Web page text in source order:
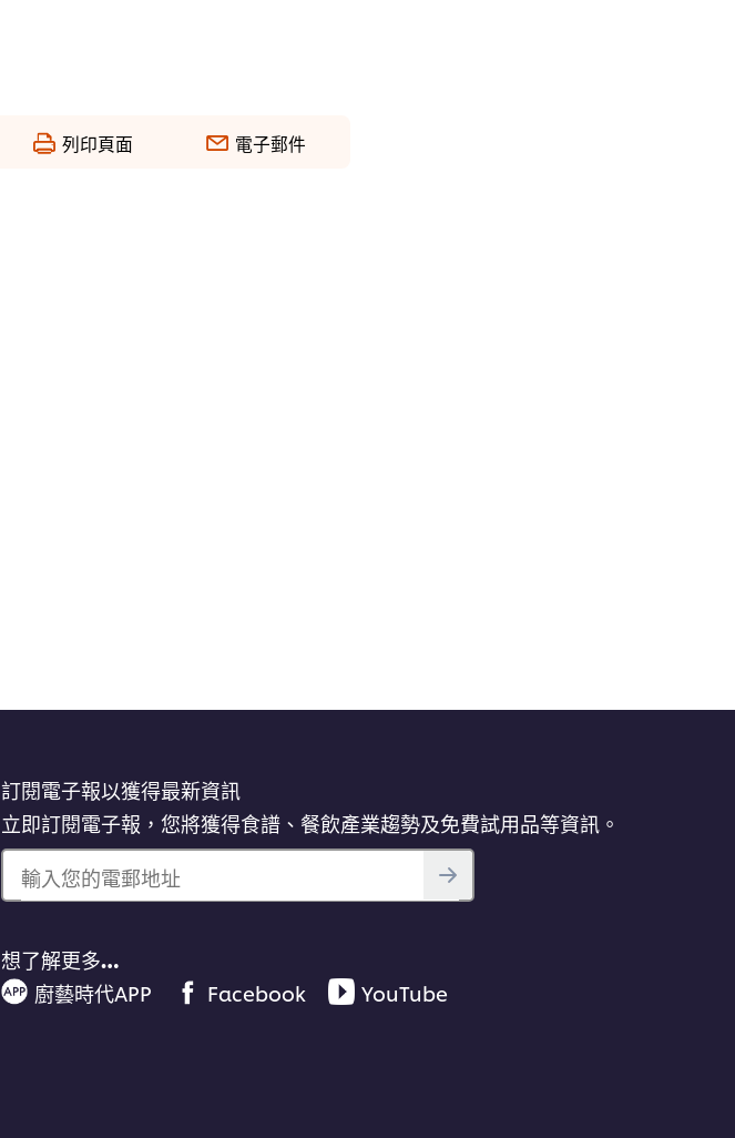
列印頁面 電子郵件
訂閱電子報以獲得最新資訊
立即訂閱電子報，您將獲得食譜、餐飲產業趨勢及免費試用品等資訊。
輸入您的電郵地址
想了解更多…
廚藝時代APP
Facebook YouTube